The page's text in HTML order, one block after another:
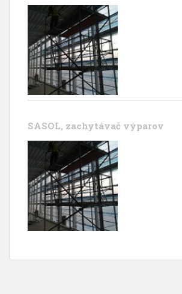
SASOL, zachytávač výparov